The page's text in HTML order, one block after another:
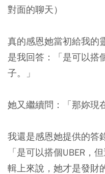
對面的聊天）
真的感恩她當初給我的
是我回答：「是可以搭
子。」
她又繼續問：「那妳現
我還是感恩她提供的答
「是可以搭個UBER，
輯上來說，她才是發財